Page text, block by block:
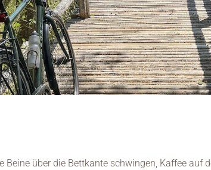
Beine über die Bettkante schwingen, Kaffee auf